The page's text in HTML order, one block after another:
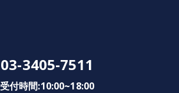
03-3405-7511
受付時間:10:00~18:00